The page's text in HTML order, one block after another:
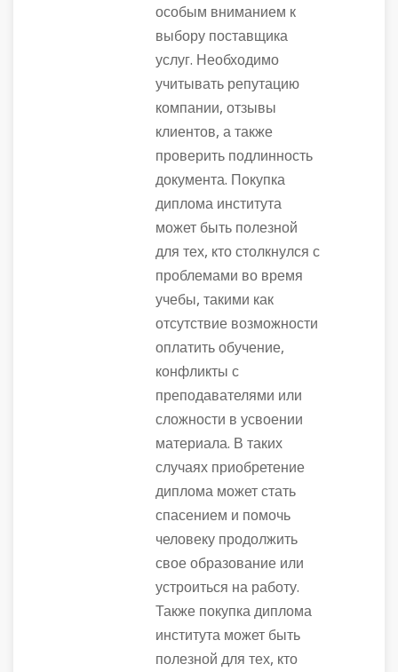
особым вниманием к
выбору поставщика
услуг. Необходимо
учитывать репутацию
компании, отзывы
клиентов, а также
проверить подлинность
документа. Покупка
диплома института
может быть полезной
для тех, кто столкнулся с
проблемами во время
учебы, такими как
отсутствие возможности
оплатить обучение,
конфликты с
преподавателями или
сложности в усвоении
материала. В таких
случаях приобретение
диплома может стать
спасением и помочь
человеку продолжить
свое образование или
устроиться на работу.
Также покупка диплома
института может быть
полезной для тех, кто